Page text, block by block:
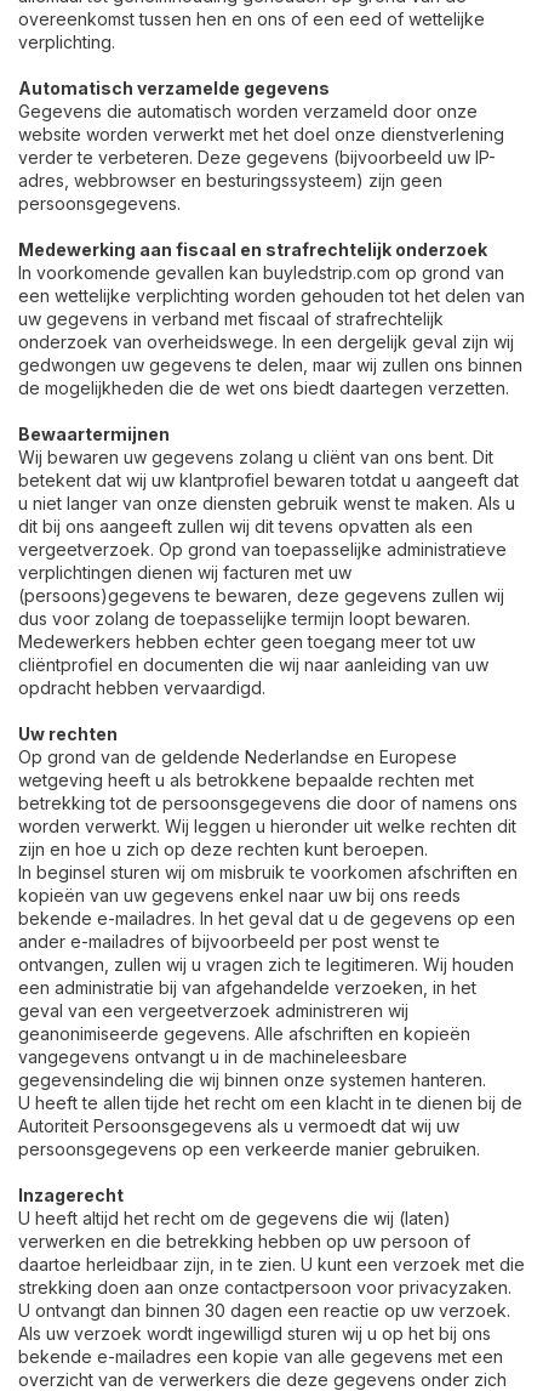
overeenkomst tussen hen en ons of een eed of wettelijke
verplichting.
Automatisch verzamelde gegevens
Gegevens die automatisch worden verzameld door onze
website worden verwerkt met het doel onze dienstverlening
verder te verbeteren. Deze gegevens (bijvoorbeeld uw IP-
adres, webbrowser en besturingssysteem) zijn geen
persoonsgegevens.
Medewerking aan fiscaal en strafrechtelijk onderzoek
In voorkomende gevallen kan buyledstrip.com op grond van
een wettelijke verplichting worden gehouden tot het delen van
uw gegevens in verband met fiscaal of strafrechtelijk
onderzoek van overheidswege. In een dergelijk geval zijn wij
gedwongen uw gegevens te delen, maar wij zullen ons binnen
de mogelijkheden die de wet ons biedt daartegen verzetten.
Bewaartermijnen
Wij bewaren uw gegevens zolang u cliënt van ons bent. Dit
betekent dat wij uw klantprofiel bewaren totdat u aangeeft dat
u niet langer van onze diensten gebruik wenst te maken. Als u
dit bij ons aangeeft zullen wij dit tevens opvatten als een
vergeetverzoek. Op grond van toepasselijke administratieve
verplichtingen dienen wij facturen met uw
(persoons)gegevens te bewaren, deze gegevens zullen wij
dus voor zolang de toepasselijke termijn loopt bewaren.
Medewerkers hebben echter geen toegang meer tot uw
cliëntprofiel en documenten die wij naar aanleiding van uw
opdracht hebben vervaardigd.
Uw rechten
Op grond van de geldende Nederlandse en Europese
wetgeving heeft u als betrokkene bepaalde rechten met
betrekking tot de persoonsgegevens die door of namens ons
worden verwerkt. Wij leggen u hieronder uit welke rechten dit
zijn en hoe u zich op deze rechten kunt beroepen.
In beginsel sturen wij om misbruik te voorkomen afschriften en
kopieën van uw gegevens enkel naar uw bij ons reeds
bekende e-mailadres. In het geval dat u de gegevens op een
ander e-mailadres of bijvoorbeeld per post wenst te
ontvangen, zullen wij u vragen zich te legitimeren. Wij houden
een administratie bij van afgehandelde verzoeken, in het
geval van een vergeetverzoek administreren wij
geanonimiseerde gegevens. Alle afschriften en kopieën
vangegevens ontvangt u in de machineleesbare
gegevensindeling die wij binnen onze systemen hanteren.
U heeft te allen tijde het recht om een klacht in te dienen bij de
Autoriteit Persoonsgegevens als u vermoedt dat wij uw
persoonsgegevens op een verkeerde manier gebruiken.
Inzagerecht
U heeft altijd het recht om de gegevens die wij (laten)
verwerken en die betrekking hebben op uw persoon of
daartoe herleidbaar zijn, in te zien. U kunt een verzoek met die
strekking doen aan onze contactpersoon voor privacyzaken.
U ontvangt dan binnen 30 dagen een reactie op uw verzoek.
Als uw verzoek wordt ingewilligd sturen wij u op het bij ons
bekende e-mailadres een kopie van alle gegevens met een
overzicht van de verwerkers die deze gegevens onder zich